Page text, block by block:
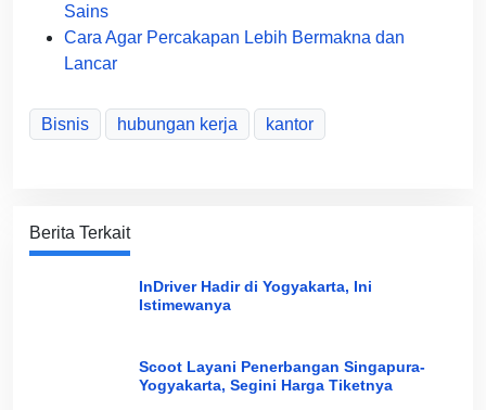
Sains
Cara Agar Percakapan Lebih Bermakna dan
Lancar
Bisnis hubungan kerja kantor
Berita Terkait
InDriver Hadir di Yogyakarta, Ini
Istimewanya
Scoot Layani Penerbangan Singapura-
Yogyakarta, Segini Harga Tiketnya